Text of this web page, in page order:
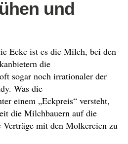
und
Ecke ist es die Milch, bei den
die
sogar noch irrationaler der
Was die
einem „Eckpreis“ versteht,
die Milchbauern auf die
mit den Molkereien zu